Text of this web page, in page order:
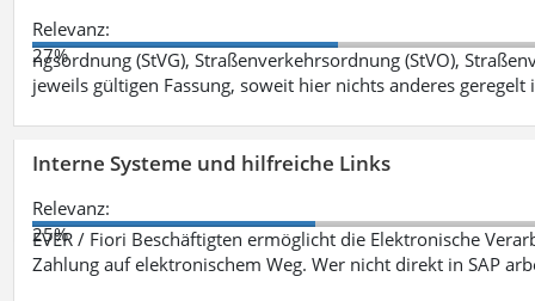
Relevanz:
27%
ngsordnung (StVG), Straßenverkehrsordnung (StVO),
jeweils gültigen Fassung, soweit hier nichts anderes geregelt
Interne Systeme und hilfreiche Links
Relevanz:
25%
EVER / Fiori Beschäftigten ermöglicht die Elektronische
Zahlung auf elektronischem Weg. Wer nicht direkt in SAP